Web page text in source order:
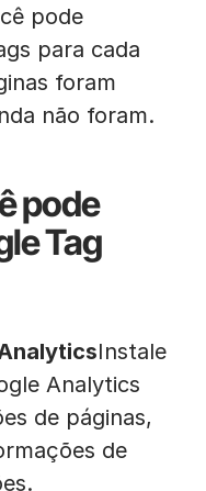
pode
para cada
foram
não foram.
pode
Tag
Instale
Analytics
de páginas,
de